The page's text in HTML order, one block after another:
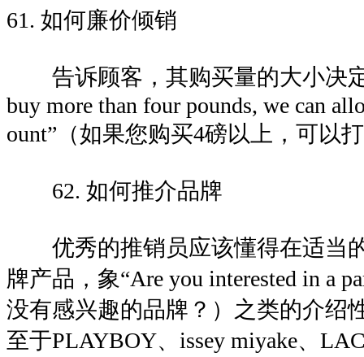
61. 如何廉价倾销
告诉顾客，其购买量的大小决
buy more than four pounds, we can
ount”（如果您购买4磅以上，可以
62. 如何推介品牌
优秀的推销员应该懂得在适当
牌产品，象“Are you interested in a
没有感兴趣的品牌？）之类的介绍
至于PLAYBOY、issey miyake、